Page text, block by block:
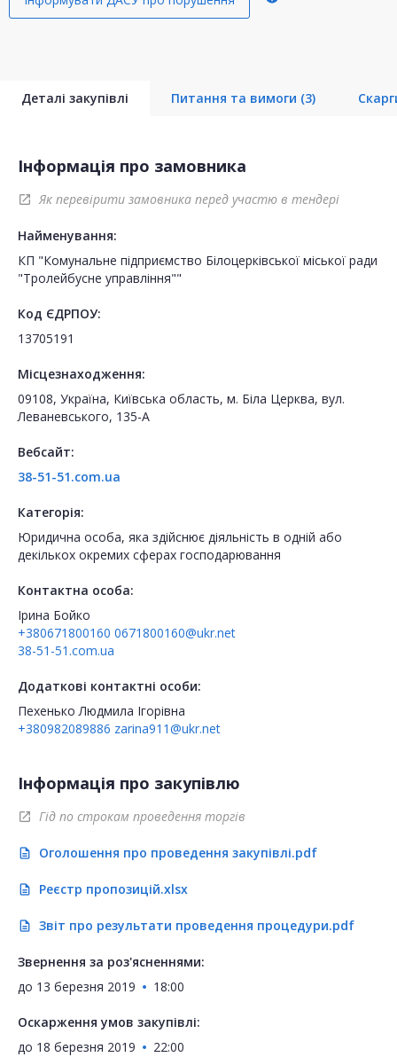
Деталі закупівлі Питання та вимоги (3)
Інформація про замовника
open_in_new Як перевірити замовника перед участю в тендері
Найменування:
КП "Комунальне підприємство Білоцерківської міської ради
"Тролейбусне управління""
Код ЄДРПОУ:
13705191
Місцезнаходження:
09108, Україна, Київська область, м. Біла Церква, вул.
Леваневського, 135-А
Вебсайт:
38-51-51.com.ua
Категорія:
Юридична особа, яка здійснює діяльність в одній або
декількох окремих сферах господарювання
Контактна особа:
Ірина Бойко
+380671800160 0671800160@ukr.net
38-51-51.com.ua
Додаткові контактні особи:
Пехенько Людмила Ігорівна
+380982089886 zarina911@ukr.net
Інформація про закупівлю
open_in_new Гід по строкам проведення торгів
description Оголошення про проведення закупівлі.pdf
description Реєстр пропозицій.xlsx
description Звіт про результати проведення процедури.pdf
Звернення за роз'ясненнями:
до 13 березня 2019 18:00
Оскарження умов закупівлі:
до 18 березня 2019 22:00